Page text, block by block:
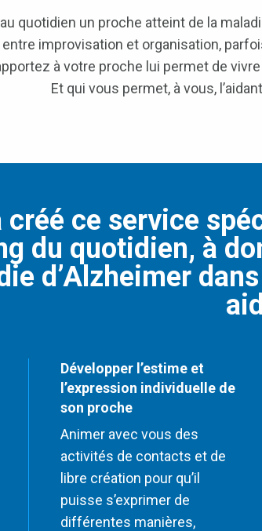
quotidien un proche atteint de la
improvisation et organisation,
à votre proche lui permet de
Et qui vous permet, à vous,
créé ce service
du quotidien, à
d’Alzheimer
Développer l’estime et
l’expression individuelle de
son proche
Animer avec vous des
activités de contacts et de
libre création pour qu’il
puisse s’exprimer de
différentes manières,